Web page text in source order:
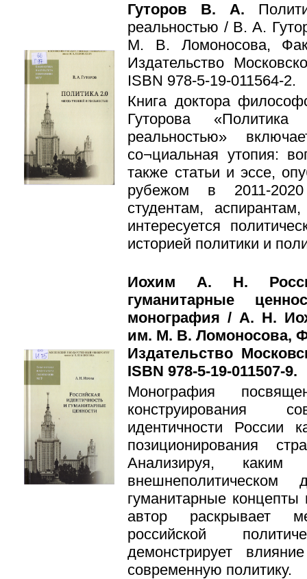
Гуторов В. А.
реальностью / В. А.
М. В. Ломоносова,
Издательство
ISBN 978-5-19-011564-2.
Книга доктора
Гуторова
реальностью»
со¬циальная утопия:
также статьи и эссе,
рубежом в 2011-
студентам,
интересуется
историей политики и
Иохим А. Н.
гуманитарные
монография / А. Н.
им. М. В. Ломоносова,
Издательство
ISBN 978-5-19-011507-9.
Монография
конструирования
идентичности России
позиционирования
Анализируя,
внешнеполитическом
гумани­тарные концепты
автор раскрывает
российской
демонстрирует
современную политику.